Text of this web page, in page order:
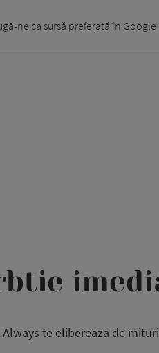
ne ca sursă preferată în Google
te elibereaza de